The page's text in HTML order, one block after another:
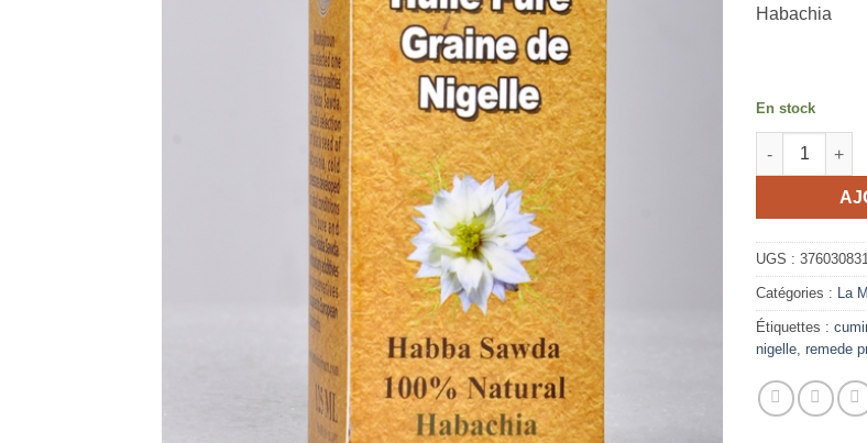
Habachia
En stock
quantité de
UGS :
Catégories : La
Étiquettes :
nigelle remede